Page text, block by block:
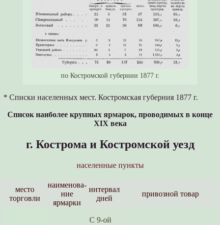
по Костромской губернии 1877 г.
* Списки населенных мест. Костромская губерния 1877 г.
Список наиболее крупных ярмарок, проводимых в конце
XIX века
г. Кострома и Костромской уезд
населенные пункты
место
торговли
наименова­
ние
ярмарки
интервал
дней
привозной товар
С 9-ой